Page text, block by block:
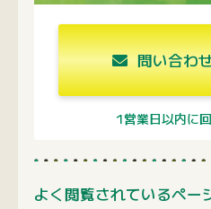
問い合わ
1営業日以内に
よく閲覧されているペー